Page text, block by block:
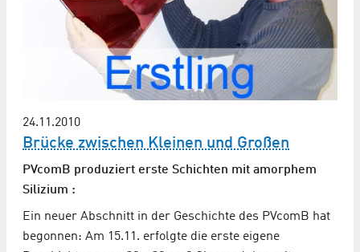
24.11.2010
Brücke zwischen Kleinen und Großen
PVcomB produziert erste Schichten mit amorphem
Silizium :
Ein neuer Abschnitt in der Geschichte des PVcomB hat
begonnen: Am 15.11. erfolgte die erste eigene